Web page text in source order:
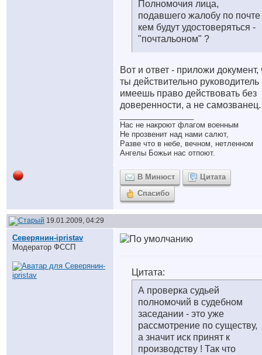
Полномочия лица,
подавшего жалобу по почте
кем будут удостоверяться -
"почтальоном" ?
Вот и ответ - приложи документ,
ты действительно руководитель
имеешь право действовать без
доверенности, а не самозванец.
Нас не накроют флагом военным
Не прозвенит над нами салют,
Разве что в небе, вечном, нетленном
Ангелы Божьи нас отпоют.
В Минюст
Цитата
Спасибо
19.01.2009, 04:29
Северянин-ipristav
Модератор ФССП
Цитата:
А проверка судьей
полномочий в судебном
заседании - это уже
рассмотрение по существу,
а значит иск принят к
производству ! Так что